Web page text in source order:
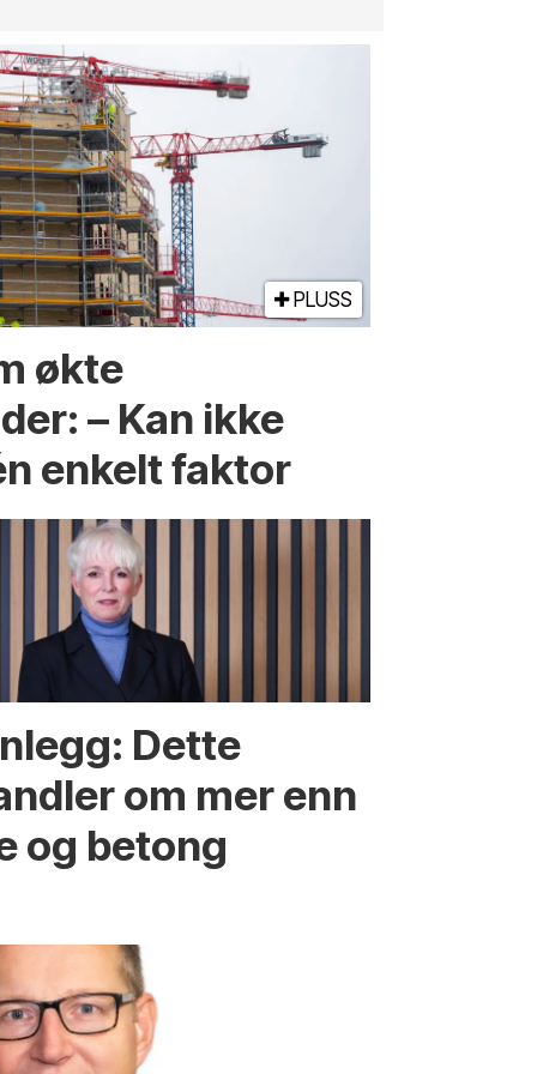
PLUSS
økte
– Kan ikke
enkelt faktor
Dette
om mer enn
og betong